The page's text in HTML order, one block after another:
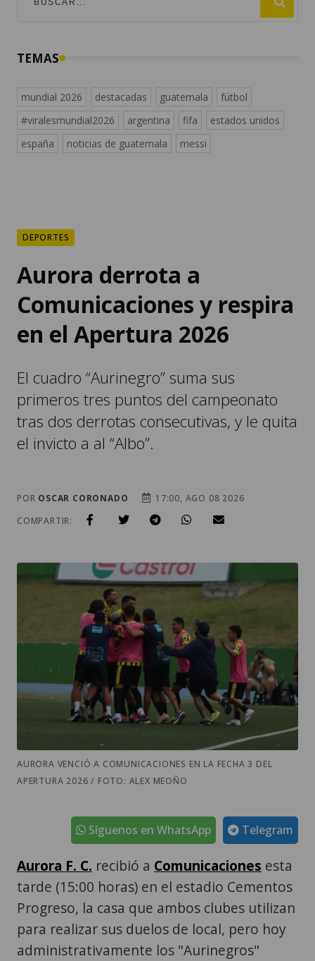
TEMAS
mundial 2026 destacadas guatemala
fútbol
#viralesmundial2026
argentina fifa
estados unidos
españa
noticias de guatemala messi
DEPORTES
Aurora derrota a
Comunicaciones y respira
en el Apertura 2026
El cuadro “Aurinegro” suma sus
primeros tres puntos del campeonato
tras dos derrotas consecutivas, y le quita
el invicto a al “Albo”.
POR OSCAR CORONADO
17:00, AGO 08 2026
COMPARTIR:
AURORA VENCIÓ A COMUNICACIONES EN LA FECHA 3 DEL
APERTURA 2026 / FOTO: ALEX MEOÑO
Telegram
Síguenos en WhatsApp
Aurora F. C. recibió a Comunicaciones esta
tarde (15:00 horas) en el estadio Cementos
Progreso, la casa que ambos clubes utilizan
para realizar sus duelos de local, pero hoy
administrativamente los "Aurinegros"